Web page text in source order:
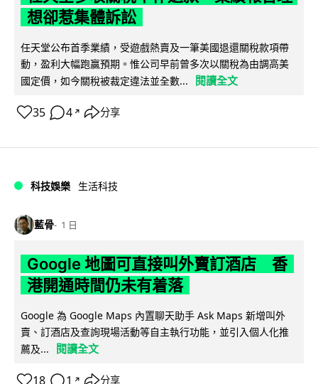
想卻惹集體訴訟
任天堂公布首季業績，受遊戲熱賣及一筆美國退還關稅款項帶
動，盈利大幅跑贏預期。惟公司早前曾多次以關稅為由調高美
國定價，如今關稅被裁定違法並全數...
閱讀全文
35 4 ↗ 分享
科技娛樂 生活科技
藍骨 1 日
Google 地圖可直接叫外賣訂酒店 香
港開通時間仍未有着落
Google 為 Google Maps 內置聊天助手 Ask Maps 新增叫外
賣、訂酒店及查詢現場活動等自主執行功能，並引入個人化推
薦及...
閱讀全文
18 1 ↗ 分享